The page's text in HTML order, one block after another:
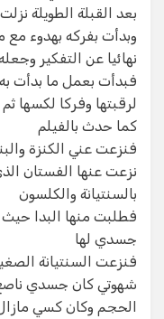
بعد القبلة الطويلة
وبدأت بفركه بهدوء
نهائيا عن التفكير
فبدأت بعمل ما بدأت
لرقبتها وفركا لكسها
كما حدث بالفيلم
فنزعت عني الكنزة
نزعت عنها الفستان
بالسنتيانة والكلسون
فطلبت منها البدا
جسدي لها
فنزعت السنتيانة
شهوتي كان جسدي
الحجم وكان كسي